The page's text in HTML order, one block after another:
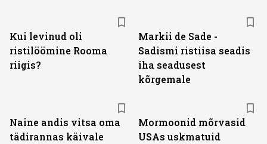
Kui levinud oli
ristilöömine Rooma
riigis?
Markii de Sade -
Sadismi ristiisa seadis
iha seadusest
kõrgemale
Naine andis vitsa oma
tädirannas käivale
Mormoonid mõrvasid
USAs uskmatuid